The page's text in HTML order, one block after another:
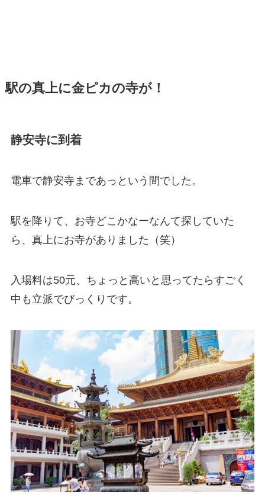
駅の真上に金ピカの寺が！
静安寺に到着
電車で静安寺まであっという間でした。
駅を降りて、お寺どこかなーなんて探していた
ら、真上にお寺がありました（笑）
入場料は50元、ちょっと高いと思ってたらすごく
中も立派でびっくりです。